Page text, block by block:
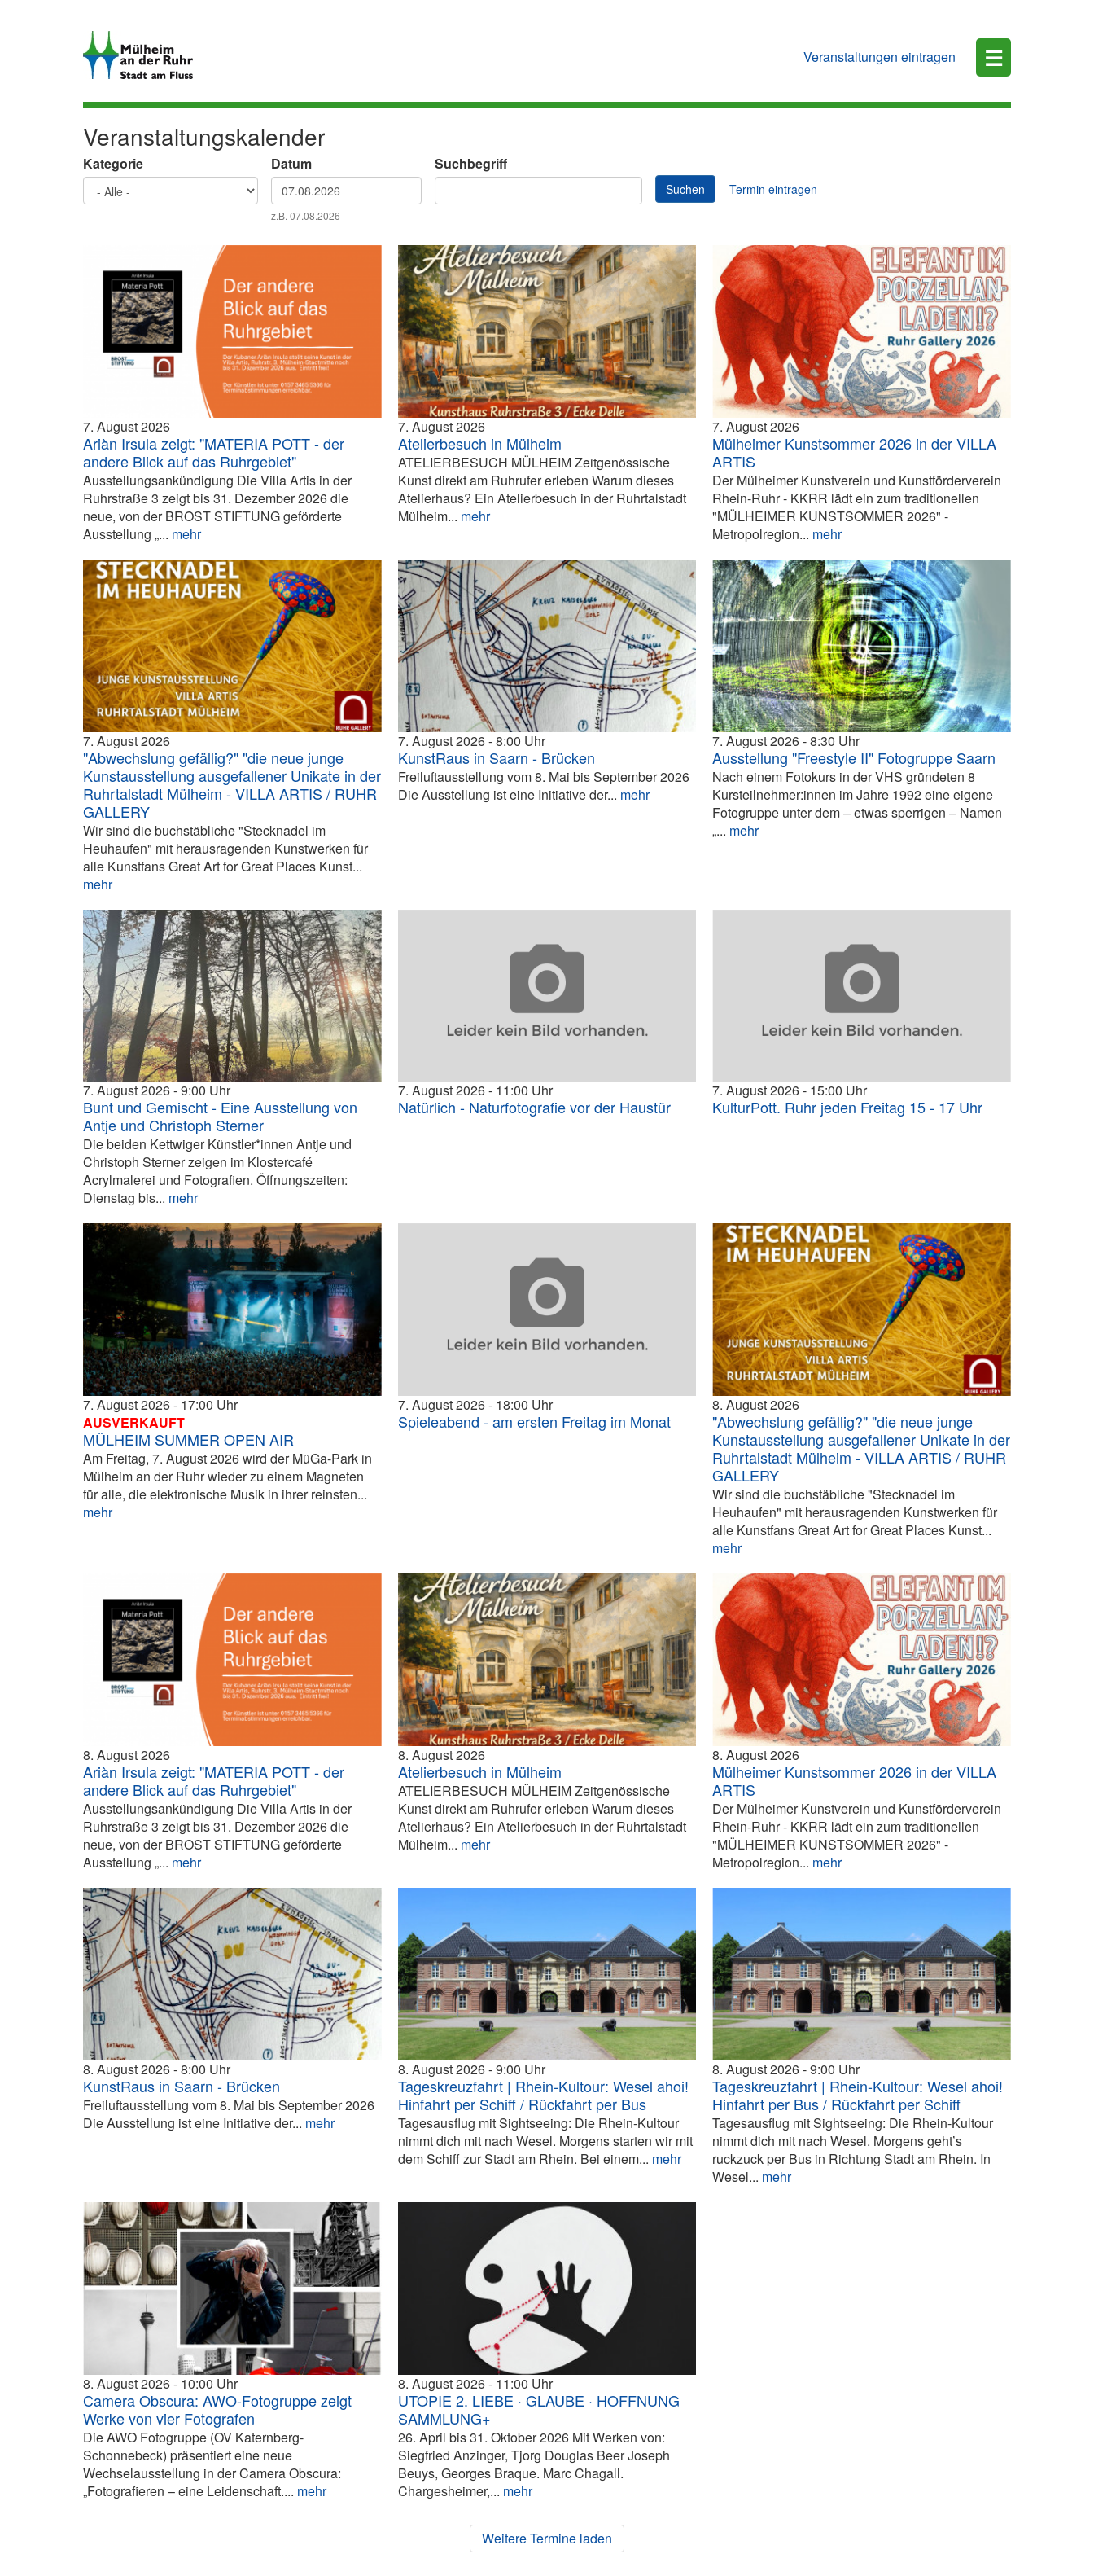
Veranstaltungen eintragen ☰
Veranstaltungskalender
Kategorie Datum
Datum
z.B. 07.08.2026
Suchbegriff
Suchen Termin eintragen
7. August 2026
Ariàn Irsula zeigt: "MATERIA POTT - der
andere Blick auf das Ruhrgebiet"
Ausstellungsankündigung Die Villa Artis in der
Ruhrstraße 3 zeigt bis 31. Dezember 2026 die
neue, von der BROST STIFTUNG geförderte
Ausstellung „... mehr
7. August 2026
Atelierbesuch in Mülheim
ATELIERBESUCH MÜLHEIM Zeitgenössische
Kunst direkt am Ruhrufer erleben Warum dieses
Atelierhaus? Ein Atelierbesuch in der Ruhrtalstadt
Mülheim... mehr
7. August 2026
Mülheimer Kunstsommer 2026 in der VILLA
ARTIS
Der Mülheimer Kunstverein und Kunstförderverein
Rhein-Ruhr - KKRR lädt ein zum traditionellen
"MÜLHEIMER KUNSTSOMMER 2026" -
Metropolregion... mehr
7. August 2026
"Abwechslung gefällig?" "die neue junge
Kunstausstellung ausgefallener Unikate in der
Ruhrtalstadt Mülheim - VILLA ARTIS / RUHR
GALLERY
Wir sind die buchstäbliche "Stecknadel im
Heuhaufen" mit herausragenden Kunstwerken für
alle Kunstfans Great Art for Great Places Kunst...
mehr
7. August 2026 8:00
KunstRaus in Saarn - Brücken
Freiluftausstellung vom 8. Mai bis September 2026
Die Ausstellung ist eine Initiative der... mehr
7. August 2026 8:30
Ausstellung "Freestyle II" Fotogruppe Saarn
Nach einem Fotokurs in der VHS gründeten 8
Kursteilnehmer:innen im Jahre 1992 eine eigene
Fotogruppe unter dem – etwas sperrigen – Namen
„... mehr
7. August 2026 9:00
Bunt und Gemischt - Eine Ausstellung von
Antje und Christoph Sterner
Die beiden Kettwiger Künstler*innen Antje und
Christoph Sterner zeigen im Klostercafé
Acrylmalerei und Fotografien. Öffnungszeiten:
Dienstag bis... mehr
7. August 2026 11:00
Natürlich - Naturfotografie vor der Haustür
7. August 2026 15:00
KulturPott. Ruhr jeden Freitag 15 - 17 Uhr
7. August 2026
17:00
AUSVERKAUFT
MÜLHEIM SUMMER OPEN AIR
Am Freitag, 7. August 2026 wird der MüGa-Park in
Mülheim an der Ruhr wieder zu einem Magneten
für alle, die elektronische Musik in ihrer reinsten...
mehr
7. August 2026 18:00
Spieleabend - am ersten Freitag im Monat
8. August 2026
"Abwechslung gefällig?" "die neue junge
Kunstausstellung ausgefallener Unikate in der
Ruhrtalstadt Mülheim - VILLA ARTIS / RUHR
GALLERY
Wir sind die buchstäbliche "Stecknadel im
Heuhaufen" mit herausragenden Kunstwerken für
alle Kunstfans Great Art for Great Places Kunst...
mehr
8. August 2026
Ariàn Irsula zeigt: "MATERIA POTT - der
andere Blick auf das Ruhrgebiet"
Ausstellungsankündigung Die Villa Artis in der
Ruhrstraße 3 zeigt bis 31. Dezember 2026 die
neue, von der BROST STIFTUNG geförderte
Ausstellung „... mehr
8. August 2026
Atelierbesuch in Mülheim
ATELIERBESUCH MÜLHEIM Zeitgenössische
Kunst direkt am Ruhrufer erleben Warum dieses
Atelierhaus? Ein Atelierbesuch in der Ruhrtalstadt
Mülheim... mehr
8. August 2026
Mülheimer Kunstsommer 2026 in der VILLA
ARTIS
Der Mülheimer Kunstverein und Kunstförderverein
Rhein-Ruhr - KKRR lädt ein zum traditionellen
"MÜLHEIMER KUNSTSOMMER 2026" -
Metropolregion... mehr
8. August 2026 8:00
KunstRaus in Saarn - Brücken
Freiluftausstellung vom 8. Mai bis September 2026
Die Ausstellung ist eine Initiative der... mehr
8. August 2026 9:00
Tageskreuzfahrt | Rhein-Kultour: Wesel ahoi!
Hinfahrt per Schiff / Rückfahrt per Bus
Tagesausflug mit Sightseeing: Die Rhein-Kultour
nimmt dich mit nach Wesel. Morgens starten wir mit
dem Schiff zur Stadt am Rhein. Bei einem... mehr
8. August 2026 9:00
Tageskreuzfahrt | Rhein-Kultour: Wesel ahoi!
Hinfahrt per Bus / Rückfahrt per Schiff
Tagesausflug mit Sightseeing: Die Rhein-Kultour
nimmt dich mit nach Wesel. Morgens geht’s
ruckzuck per Bus in Richtung Stadt am Rhein. In
Wesel... mehr
8. August 2026 10:00
Camera Obscura: AWO-Fotogruppe zeigt
Werke von vier Fotografen
Die AWO Fotogruppe (OV Katernberg-
Schonnebeck) präsentiert eine neue
Wechselausstellung in der Camera Obscura:
„Fotografieren – eine Leidenschaft.... mehr
8. August 2026 11:00
UTOPIE 2. LIEBE · GLAUBE · HOFFNUNG
SAMMLUNG+
26. April bis 31. Oktober 2026 Mit Werken von:
Siegfried Anzinger, Tjorg Douglas Beer Joseph
Beuys, Georges Braque. Marc Chagall.
Chargesheimer,... mehr
Weitere Termine laden